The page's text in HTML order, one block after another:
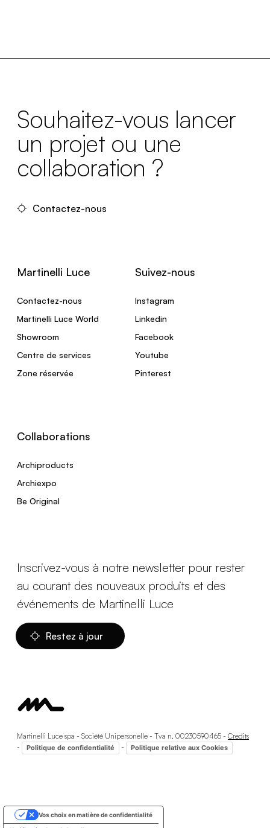
Souhaitez-vous lancer
un projet ou une
collaboration ?
Contactez-nous
Martinelli Luce
Contactez-nous
Martinelli Luce World
Showroom
Centre de services
Zone réservée
Suivez-nous
Instagram
Linkedin
Facebook
Youtube
Pinterest
Collaborations
Archiproducts
Archiexpo
Be Original
Inscrivez-vous à notre newsletter pour rester
au courant des nouveaux produits et des
événements de Martinelli Luce
Restez à jour
Martinelli Luce spa - Société Unipersonelle - Tva n. 00230590465 - Credits
-
Politique de confidentialité - Politique relative aux Cookies
Vos choix en matière de confidentialité